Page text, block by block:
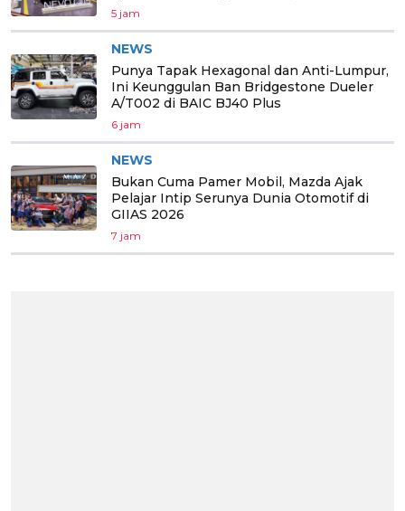
5 jam
NEWS
Punya Tapak Hexagonal dan Anti-Lumpur,
Ini Keunggulan Ban Bridgestone Dueler
A/T002 di BAIC BJ40 Plus
6 jam
NEWS
Bukan Cuma Pamer Mobil, Mazda Ajak
Pelajar Intip Serunya Dunia Otomotif di
GIIAS 2026
7 jam